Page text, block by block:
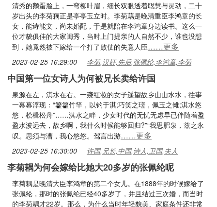
清秀的鹅蛋脸上，一弯柳叶眉，细长双眼透着聪慧与灵动，二十
岁出头的李菊藕正是亭亭玉立时。李菊藕是晚清重臣李鸿章的长
女，能诗能文，尚未婚配，于是就陪在李鸿章身边读书。这么一
位才貌俱佳的大家闺秀，当时上门提亲的人自然不少，谁也没想
到，她竟然被下嫁给一个打了败仗的失意人臣……更多
2023-02-25 16:29:00 李菊,汉奸,先后,张佩纶,李鸿章,李菊
中国第一位女诗人为何被兄长卖给许国
泉源在左，淇水在右。一袭红妆的女子遥望故乡山山水水，往事
一幕幕浮现：“籊籊竹竿，以钓于淇;巧笑之瑳，佩玉之傩;淇水悠
悠，桧楫松舟”……淇水之畔，少女时代的无忧无虑早已伴随着盈
盈水波远去，故乡啊，我什么时候能够回归?”“我思肥泉，兹之永
叹。思须与漕，我心悠悠。驾言出游……更多
2023-02-25 16:30:00 许国,兄长,中国,诗人,卫国,夫人
李菊耦为何会嫁给比她大20多岁的张佩纶呢
李菊耦是晚清大臣李鸿章的第二个女儿。在1888年的时候嫁给了
张佩纶，那时的张佩纶已经40多岁了，并且结过三次婚，而当时
的李菊耦才22岁。那么，为什么当时年轻貌美、家庭条件还非常